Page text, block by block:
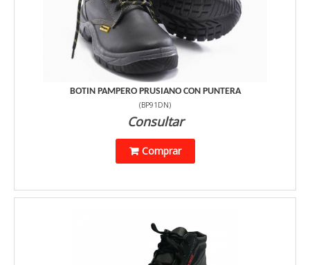
BOTIN PAMPERO PRUSIANO CON PUNTERA
(BP91DN)
Consultar
Comprar